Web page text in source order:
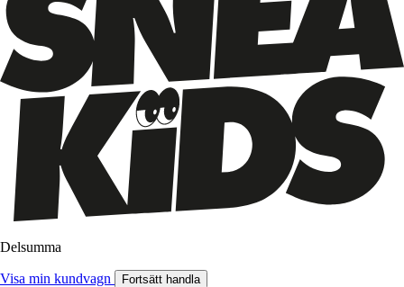
Delsumma
Visa min kundvagn Fortsätt handla